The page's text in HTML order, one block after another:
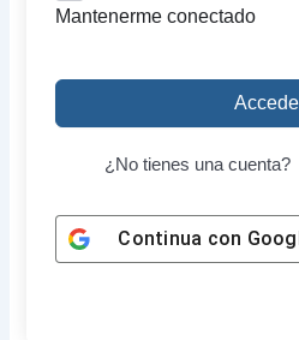
Mantenerme conectado
¿No tienes una cuenta?
Continua con